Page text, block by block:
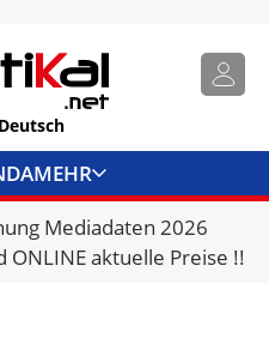
Deutsch
MEHR
Mediadaten 2026
ONLINE aktuelle Preise !!